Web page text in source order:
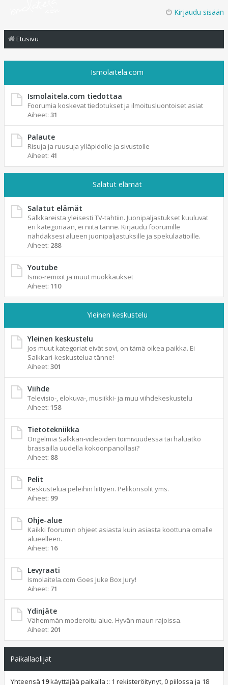
Kirjaudu sisään
Etusivu
Ismolaitela.com
Ismolaitela.com tiedottaa
Foorumia koskevat tiedotukset ja ilmoitusluontoiset asiat
Aiheet: 31
Palaute
Risuja ja ruusuja ylläpidolle ja sivustolle
Aiheet: 41
Salatut elämät
Salatut elämät
Salkkareista yleisesti TV-tahtiin. Juonipaljastukset kuuluvat
eri kategoriaan, ei niitä tänne. Kirjaudu foorumille
nähdäksesi alueen juonipaljastuksille ja spekulaatioille.
Aiheet: 288
Youtube
Ismo-remixit ja muut muokkaukset
Aiheet: 110
Yleinen keskustelu
Yleinen keskustelu
Jos muut kategoriat eivät sovi, on tämä oikea paikka. Ei
Salkkari-keskustelua tänne!
Aiheet: 301
Viihde
Televisio-, elokuva-, musiikki- ja muu viihdekeskustelu
Aiheet: 158
Tietotekniikka
Ongelmia Salkkari-videoiden toimivuudessa tai haluatko
brassailla uudella kokoonpanollasi?
Aiheet: 88
Pelit
Keskustelua peleihin liittyen. Pelikonsolit yms.
Aiheet: 99
Ohje-alue
Kaikki foorumin ohjeet asiasta kuin asiasta koottuna omalle
alueelleen.
Aiheet: 16
Levyraati
Ismolaitela.com Goes Juke Box Jury!
Aiheet: 71
Ydinjäte
Vähemmän moderoitu alue. Hyvän maun rajoissa.
Aiheet: 201
Paikallaolijat
Yhteensä 19käyttäjää paikalla :: 1 rekisteröitynyt, 0 piilossa ja 18